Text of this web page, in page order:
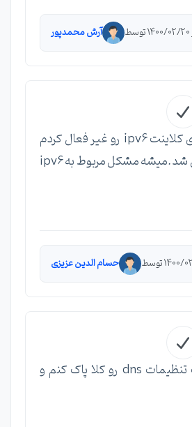
آرش محمدپور
الان من اومدم توی کلاینت ipv6 رو غیر فعال کردم
فعلا اینترنت وصل شد .میشه مشکل مربوط به ipv6
حسام الدین عزیزی
ایا امکانش هست تنظیمات dns رو کلا پاک کنم و